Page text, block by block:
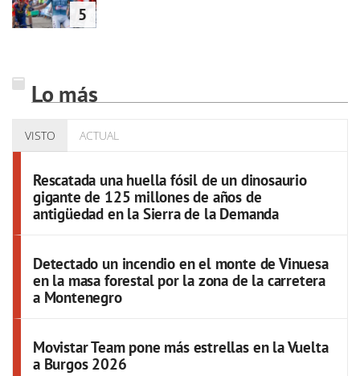
5
Lo más
VISTO ACTUAL
Rescatada una huella fósil de un dinosaurio
gigante de 125 millones de años de
antigüedad en la Sierra de la Demanda
Detectado un incendio en el monte de Vinuesa
en la masa forestal por la zona de la carretera
a Montenegro
Movistar Team pone más estrellas en la Vuelta
a Burgos 2026